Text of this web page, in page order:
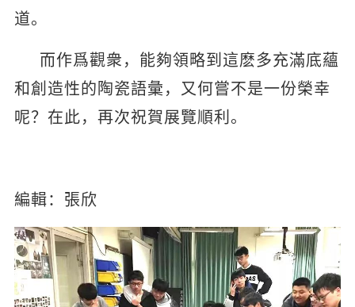
道。
而作爲觀衆，能夠領略到這麽多充滿底蘊
和創造性的陶瓷語彙，又何嘗不是一份榮幸
呢？在此，再次祝賀展覽順利。
編輯：張欣